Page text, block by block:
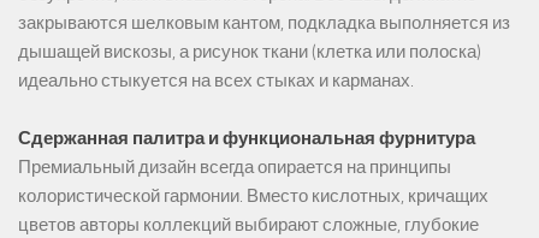
закрываются шелковым кантом, подкладка выполняется из
дышащей вискозы, а рисунок ткани (клетка или полоска)
идеально стыкуется на всех стыках и карманах.
Сдержанная палитра и функциональная фурнитура
Премиальный дизайн всегда опирается на принципы
колористической гармонии. Вместо кислотных, кричащих
цветов авторы коллекций выбирают сложные, глубокие